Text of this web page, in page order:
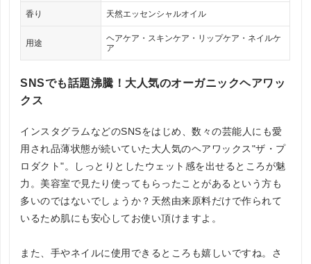
香り 天然エッセンシャルオイル
用途
ヘアケア・スキンケア・リップケア・ネイルケ
ア
SNSでも話題沸騰！大人気のオーガニックヘアワッ
クス
インスタグラムなどのSNSをはじめ、数々の芸能人にも愛
用され品薄状態が続いていた大人気のヘアワックス"ザ・プ
ロダクト"。しっとりとしたウェット感を出せるところが魅
力。美容室で見たり使ってもらったことがあるという方も
多いのではないでしょうか？天然由来原料だけで作られて
いるため肌にも安心してお使い頂けますよ。
また、手やネイルに使用できるところも嬉しいですね。さ